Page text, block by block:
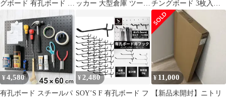
グボード 有孔ボード ペ ッカー 大型倉庫 ツール チングボード 3枚入り
工具收? 壁掛け
400x600x25mm/枚 アク
セサリー付き ペグボー
ド 小物収納 ツール収納
多孔 ボード 工具入れ
ツールボックス ガレー
ジ ワークショップ 作業
場ts
¥4,580
有孔ボード スチールパ
¥ 2,480
SOY’S F 有孔ボード フ
¥ 11,000
【新品未開封】ニトリ